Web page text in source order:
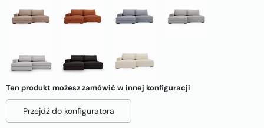
Ten produkt możesz zamówić w innej konfiguracji
Przejdź do konfiguratora